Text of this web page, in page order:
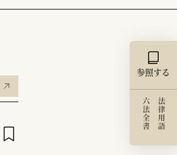
参照する
法律用語
六法全書